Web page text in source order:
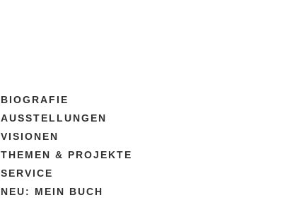
BIOGRAFIE
AUSSTELLUNGEN
VISIONEN
THEMEN & PROJEKTE
SERVICE
NEU: MEIN BUCH